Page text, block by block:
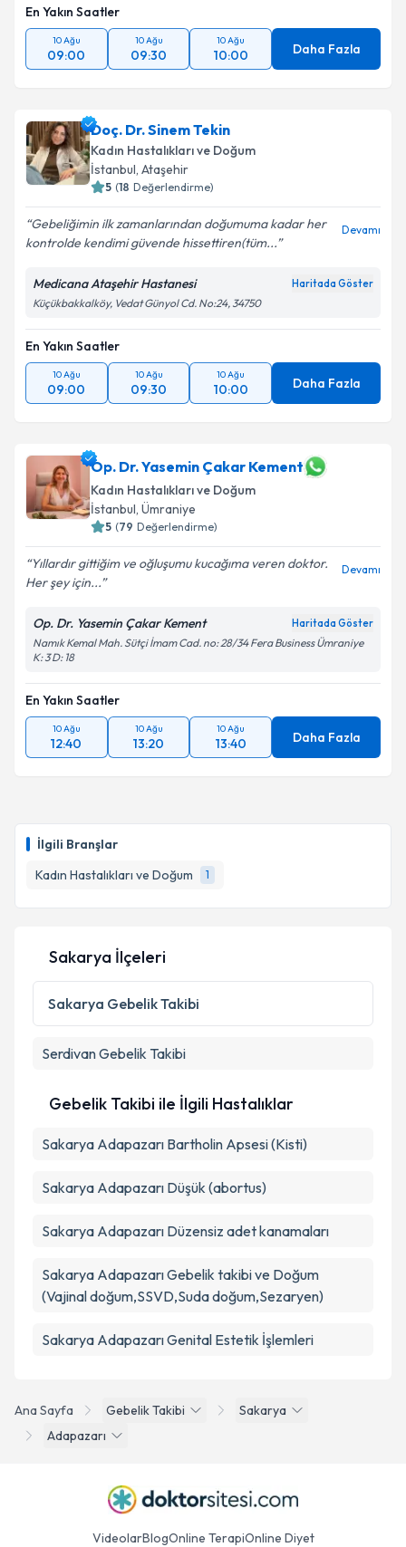
İlgili Branşlar
Kadın Hastalıkları ve Doğum
1
En Yakın Saatler
10 Ağu
09:00
10 Ağu
09:30
10 Ağu
10:00 Daha Fazla
Doç. Dr. Sinem Tekin
Kadın Hastalıkları ve Doğum
İstanbul, Ataşehir
5 (18 Değerlendirme)
Gebeliğimin ilk zamanlarından doğumuma kadar her
kontrolde kendimi güvende hissettiren(tüm...
Devamı
Medicana Ataşehir Hastanesi Haritada Göster
Küçükbakkalköy, Vedat Günyol Cd. No:24, 34750
En Yakın Saatler
10 Ağu
09:00
10 Ağu
09:30
10 Ağu
10:00 Daha Fazla
Op. Dr. Yasemin Çakar Kement
Kadın Hastalıkları ve Doğum
İstanbul, Ümraniye
5 (79 Değerlendirme)
Yıllardır gittiğim ve oğluşumu kucağıma veren doktor.
Her şey için...
Devamı
Op. Dr. Yasemin Çakar Kement Haritada Göster
Namık Kemal Mah. Sütçi İmam Cad. no: 28/34 Fera Business Ümraniye
K: 3 D: 18
En Yakın Saatler
10 Ağu
12:40
10 Ağu
13:20
10 Ağu
13:40 Daha Fazla
Ana Sayfa Gebelik Takibi
Sakarya
Adapazarı
Sakarya İlçeleri
Sakarya Gebelik Takibi
SerdivanGebelik Takibi
Gebelik Takibi ile İlgili Hastalıklar
Sakarya Adapazarı Bartholin Apsesi (Kisti)
Sakarya Adapazarı Düşük (abortus)
Sakarya Adapazarı Düzensiz adet kanamaları
Sakarya Adapazarı Gebelik takibi ve Doğum
(Vajinal doğum,SSVD,Suda doğum,Sezaryen)
Sakarya Adapazarı Genital Estetik İşlemleri
VideolarBlogOnline TerapiOnline Diyet